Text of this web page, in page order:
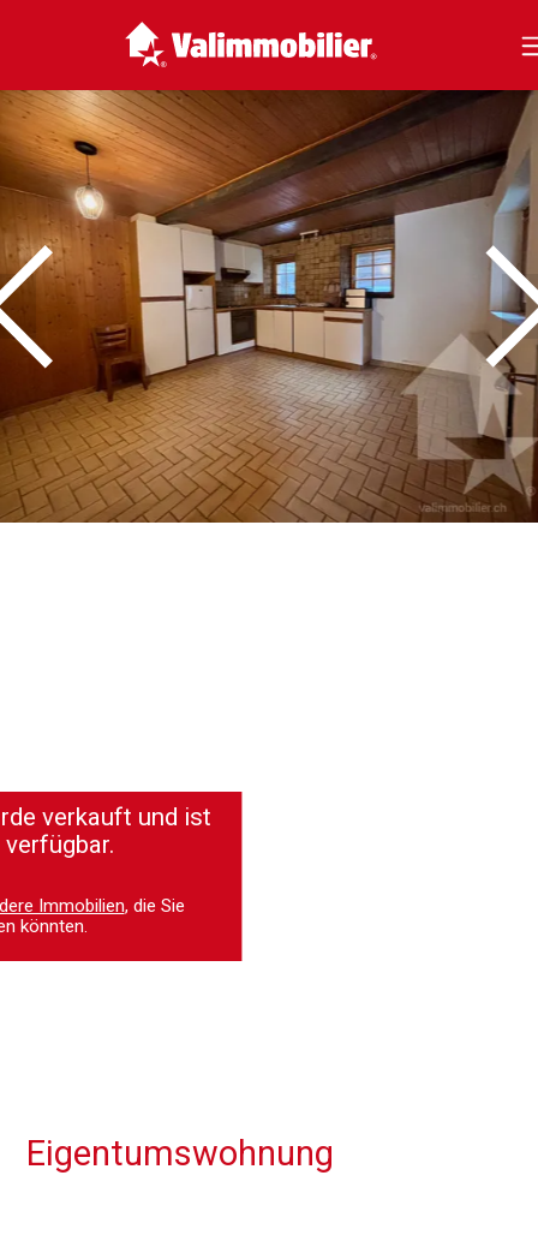
verkauft und ist
Immobilien, die Sie
könnten.
Eigentumswohnung